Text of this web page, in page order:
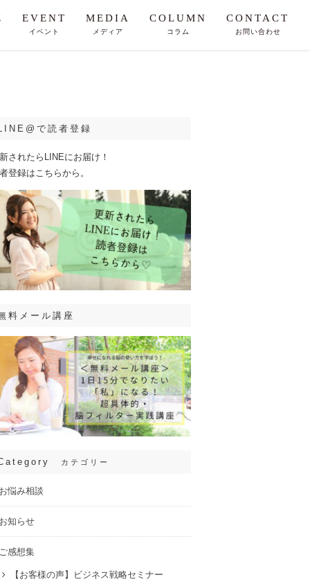
EVENT
イベント
MEDIA
メディア
COLUMN
コラム
CONTACT
お問い合わせ
で読者登録
されたらLINEにお届け！
登録はこちらから。
料メール講座
カテゴリー
お悩み相談
お知らせ
ご感想集
【お客様の声】ビジネス戦略セミナー